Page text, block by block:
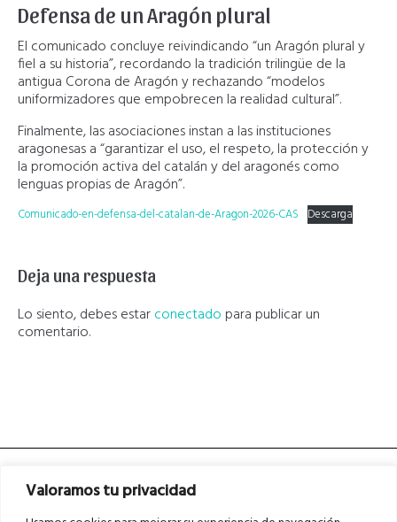
Valoramos tu privacidad
Defensa de un Aragón plural
El comunicado concluye reivindicando “un Aragón plural y
fiel a su historia”, recordando la tradición trilingüe de la
antigua Corona de Aragón y rechazando “modelos
uniformizadores que empobrecen la realidad cultural”.
Finalmente, las asociaciones instan a las instituciones
aragonesas a “garantizar el uso, el respeto, la protección y
la promoción activa del catalán y del aragonés como
lenguas propias de Aragón”.
Comunicado-en-defensa-del-catalan-de-Aragon-2026-CAS Descarga
Deja una respuesta
Lo siento, debes estarconectado para publicar un
comentario.